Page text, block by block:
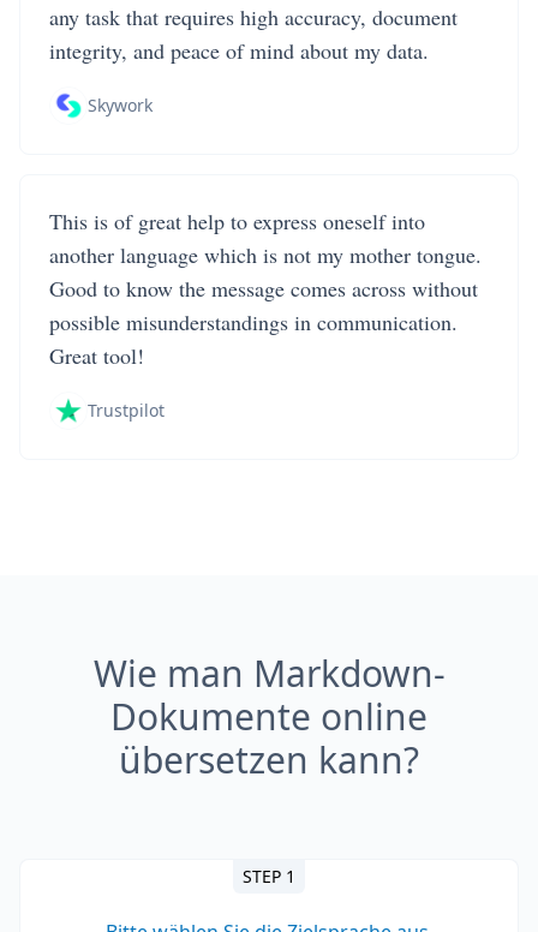
any task that requires high accuracy, document
integrity, and peace of mind about my data.
Skywork
This is of great help to express oneself into
another language which is not my mother tongue.
Good to know the message comes across without
possible misunderstandings in communication.
Great tool!
Trustpilot
Wie man Markdown-
Dokumente online
übersetzen kann?
STEP 1